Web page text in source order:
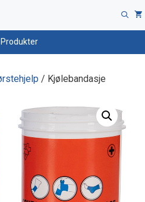
Produkter
/ Kjølebandasje